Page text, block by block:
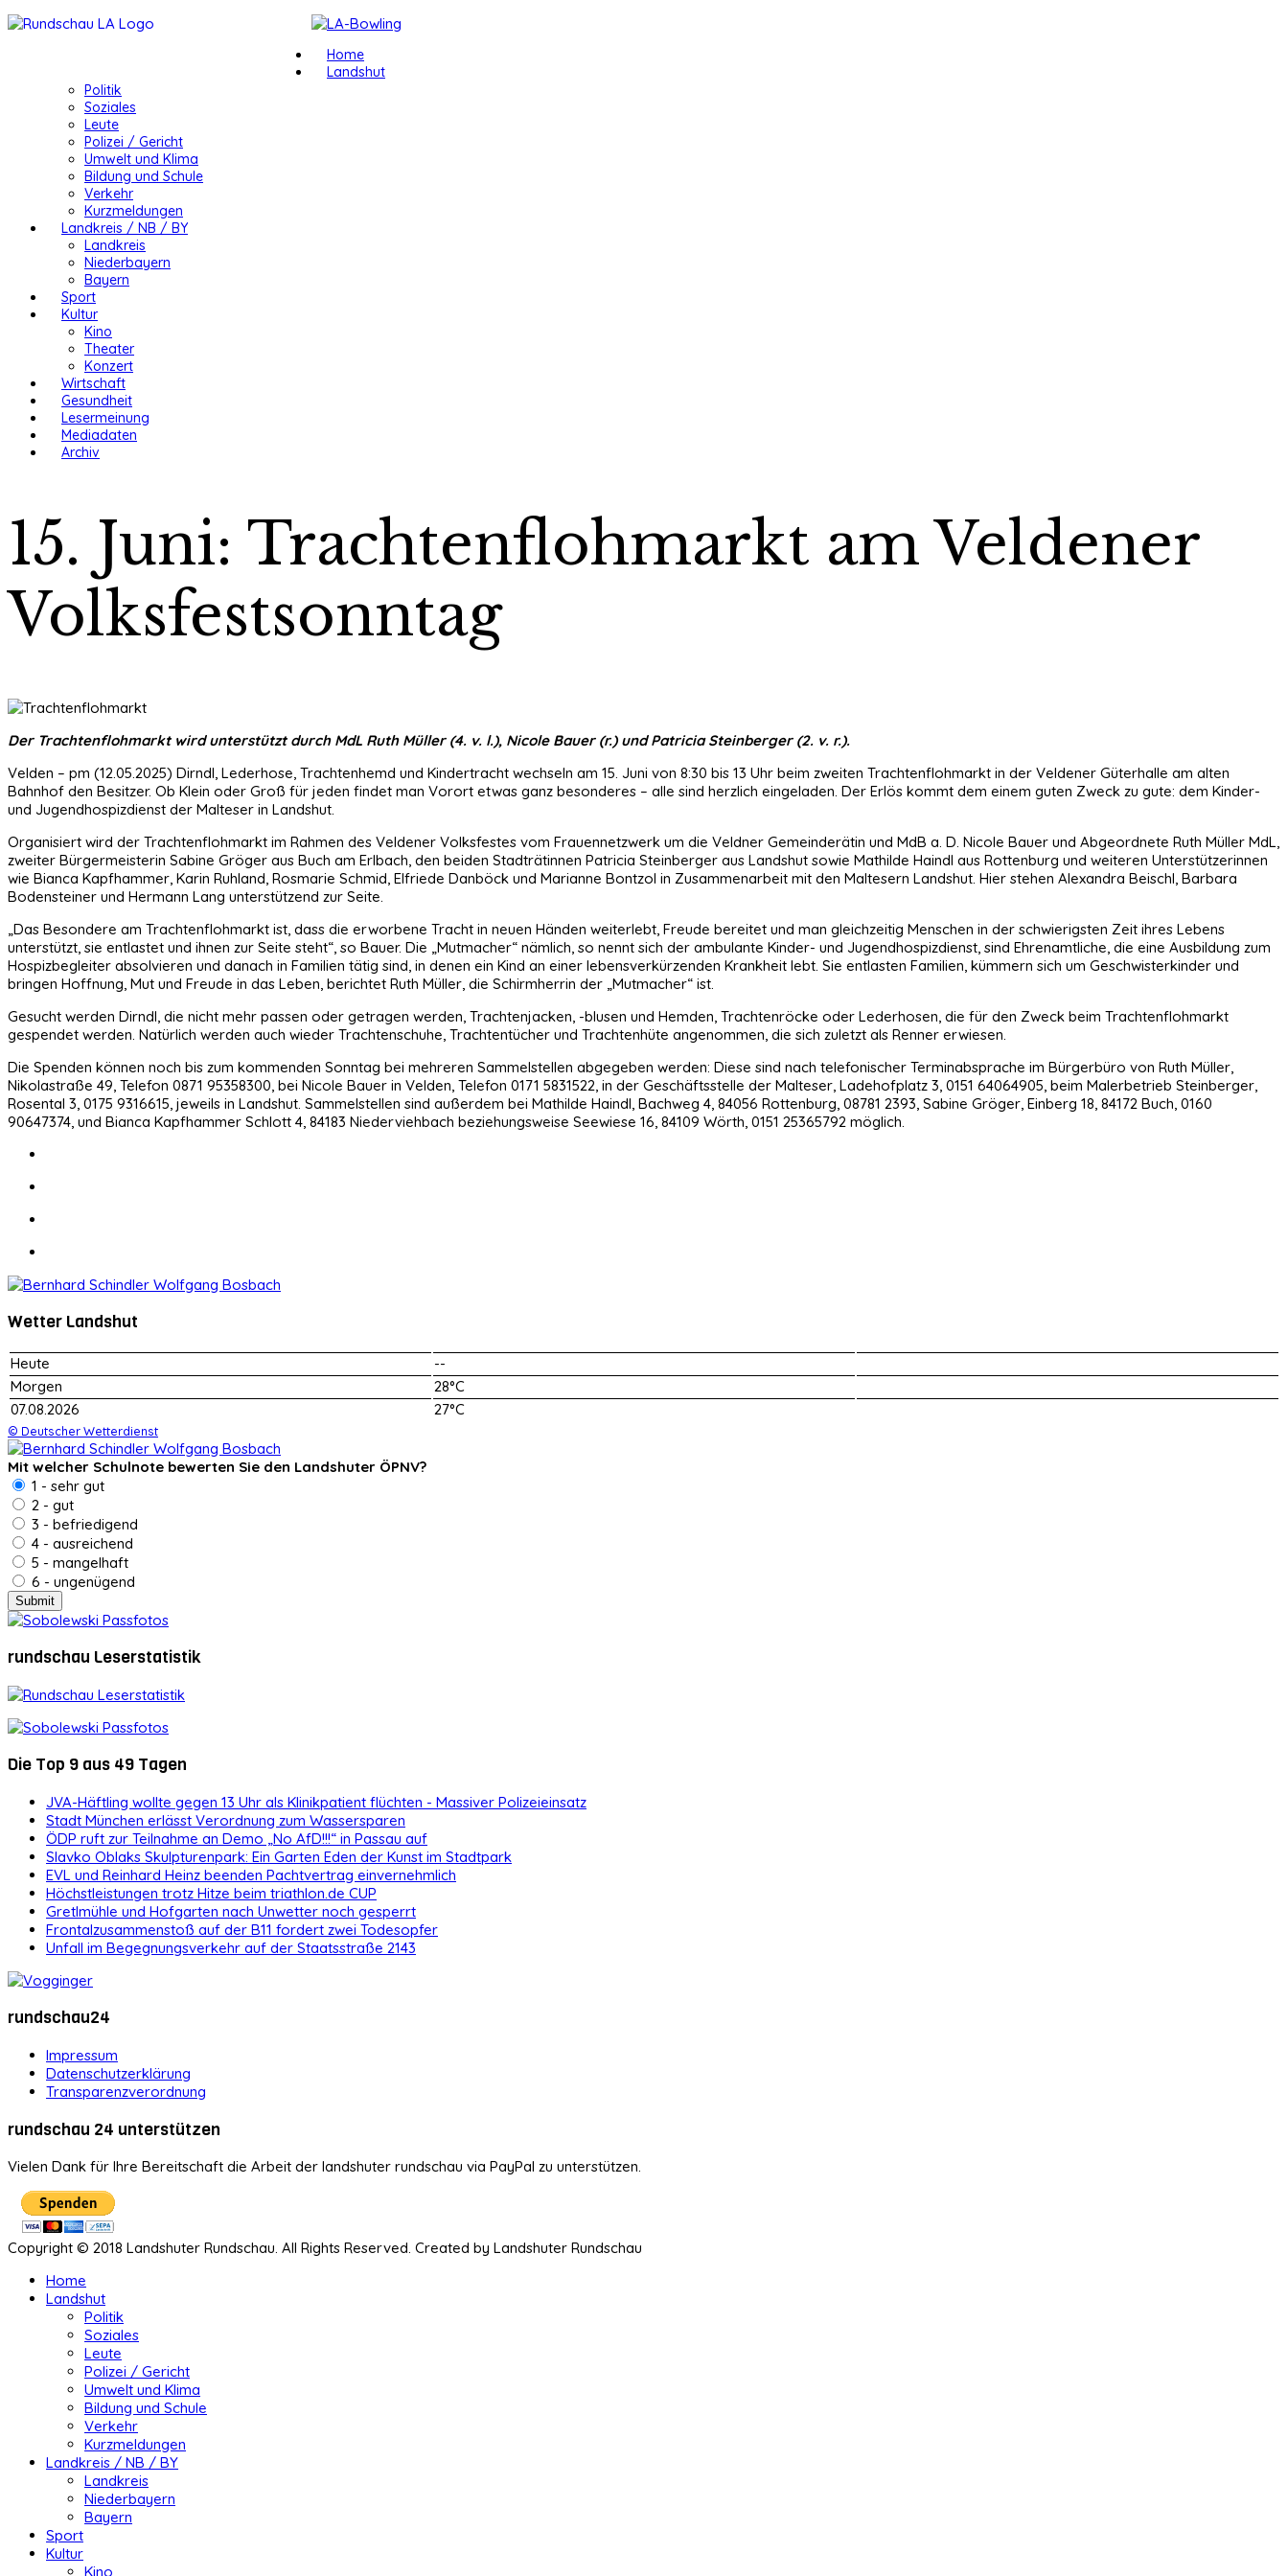
Home
Landshut
Politik
Soziales
Leute
Polizei / Gericht
Umwelt und Klima
Bildung und Schule
Verkehr
Kurzmeldungen
Landkreis / NB / BY
Landkreis
Niederbayern
Bayern
Sport
Kultur
Kino
Theater
Konzert
Wirtschaft
Gesundheit
Lesermeinung
Mediadaten
Archiv
15. Juni: Trachtenflohmarkt am Veldener
Volksfestsonntag
Der Trachtenflohmarkt wird unterstützt durch MdL Ruth Müller (4. v. l.), Nicole Bauer (r.) und Patricia Steinberger (2. v. r.).
Velden – pm (12.05.2025) Dirndl, Lederhose, Trachtenhemd und Kindertracht wechseln am 15. Juni von 8:30 bis 13 Uhr beim zweiten Trachtenflohmarkt in der Veldener Güterhalle am alten
Bahnhof den Besitzer. Ob Klein oder Groß für jeden findet man Vorort etwas ganz besonderes – alle sind herzlich eingeladen. Der Erlös kommt dem einem guten Zweck zu gute: dem Kinder-
und Jugendhospizdienst der Malteser in Landshut.
Organisiert wird der Trachtenflohmarkt im Rahmen des Veldener Volksfestes vom Frauennetzwerk um die Veldner Gemeinderätin und MdB a. D. Nicole Bauer und Abgeordnete Ruth Müller MdL,
zweiter Bürgermeisterin Sabine Gröger aus Buch am Erlbach, den beiden Stadträtinnen Patricia Steinberger aus Landshut sowie Mathilde Haindl aus Rottenburg und weiteren Unterstützerinnen
wie Bianca Kapfhammer, Karin Ruhland, Rosmarie Schmid, Elfriede Danböck und Marianne Bontzol in Zusammenarbeit mit den Maltesern Landshut. Hier stehen Alexandra Beischl, Barbara
Bodensteiner und Hermann Lang unterstützend zur Seite.
„Das Besondere am Trachtenflohmarkt ist, dass die erworbene Tracht in neuen Händen weiterlebt, Freude bereitet und man gleichzeitig Menschen in der schwierigsten Zeit ihres Lebens
unterstützt, sie entlastet und ihnen zur Seite steht“, so Bauer. Die „Mutmacher“ nämlich, so nennt sich der ambulante Kinder- und Jugendhospizdienst, sind Ehrenamtliche, die eine Ausbildung zum
Hospizbegleiter absolvieren und danach in Familien tätig sind, in denen ein Kind an einer lebensverkürzenden Krankheit lebt. Sie entlasten Familien, kümmern sich um Geschwisterkinder und
bringen Hoffnung, Mut und Freude in das Leben, berichtet Ruth Müller, die Schirmherrin der „Mutmacher“ ist.
Gesucht werden Dirndl, die nicht mehr passen oder getragen werden, Trachtenjacken, -blusen und Hemden, Trachtenröcke oder Lederhosen, die für den Zweck beim Trachtenflohmarkt
gespendet werden. Natürlich werden auch wieder Trachtenschuhe, Trachtentücher und Trachtenhüte angenommen, die sich zuletzt als Renner erwiesen.
Die Spenden können noch bis zum kommenden Sonntag bei mehreren Sammelstellen abgegeben werden: Diese sind nach telefonischer Terminabsprache im Bürgerbüro von Ruth Müller,
Nikolastraße 49, Telefon 0871 95358300, bei Nicole Bauer in Velden, Telefon 0171 5831522, in der Geschäftsstelle der Malteser, Ladehofplatz 3, 0151 64064905, beim Malerbetrieb Steinberger,
Rosental 3, 0175 9316615, jeweils in Landshut. Sammelstellen sind außerdem bei Mathilde Haindl, Bachweg 4, 84056 Rottenburg, 08781 2393, Sabine Gröger, Einberg 18, 84172 Buch, 0160
90647374, und Bianca Kapfhammer Schlott 4, 84183 Niederviehbach beziehungsweise Seewiese 16, 84109 Wörth, 0151 25365792 möglich.
Wetter Landshut
Heute
--
Morgen
28°C
07.08.2026
27°C
© Deutscher Wetterdienst
Mit welcher Schulnote bewerten Sie den Landshuter ÖPNV?
1 - sehr gut
2 - gut
3 - befriedigend
4 - ausreichend
5 - mangelhaft
6 - ungenügend
rundschau Leserstatistik
Die Top 9 aus 49 Tagen
JVA-Häftling wollte gegen 13 Uhr als Klinikpatient flüchten - Massiver Polizeieinsatz
Stadt München erlässt Verordnung zum Wassersparen
ÖDP ruft zur Teilnahme an Demo „No AfD!!!“ in Passau auf
Slavko Oblaks Skulpturenpark: Ein Garten Eden der Kunst im Stadtpark
EVL und Reinhard Heinz beenden Pachtvertrag einvernehmlich
Höchstleistungen trotz Hitze beim triathlon.de CUP
Gretlmühle und Hofgarten nach Unwetter noch gesperrt
Frontalzusammenstoß auf der B11 fordert zwei Todesopfer
Unfall im Begegnungsverkehr auf der Staatsstraße 2143
rundschau24
Impressum
Datenschutzerklärung
Transparenzverordnung
rundschau 24 unterstützen
Vielen Dank für Ihre Bereitschaft die Arbeit der landshuter rundschau via PayPal zu unterstützen.
Copyright © 2018 Landshuter Rundschau. All Rights Reserved. Created by Landshuter Rundschau
Home
Landshut
Politik
Soziales
Leute
Polizei / Gericht
Umwelt und Klima
Bildung und Schule
Verkehr
Kurzmeldungen
Landkreis / NB / BY
Landkreis
Niederbayern
Bayern
Sport
Kultur
Kino